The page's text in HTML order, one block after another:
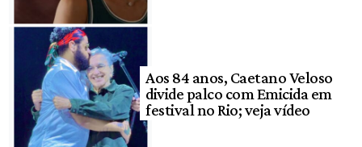
Aos 84 anos, Caetano Veloso
divide palco com Emicida em
festival no Rio; veja vídeo